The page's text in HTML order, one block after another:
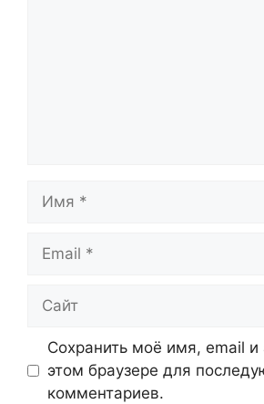
Имя
Email
Сайт
Сохранить моё имя, email и
этом браузере для
комментариев.